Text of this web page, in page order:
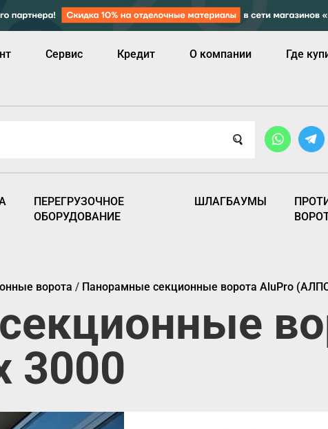
Сервис Кредит О компании Где
ПЕРЕГРУЗОЧНОЕ
ОБОРУДОВАНИЕ
ШЛАГБАУМЫ
ворота / Панорамные секционные ворота AluPro
3000